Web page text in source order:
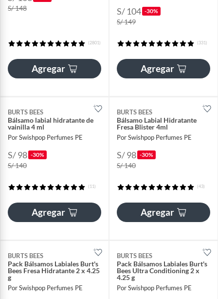
S/ 148
(2801)
Agregar
S/ 104 -30%
S/ 149
(331)
Agregar
BURTS BEES
Bálsamo labial hidratante de
vainilla 4 ml
Por Swishpop Perfumes PE
S/ 98 -30%
S/ 140
(11)
Agregar
BURTS BEES
Bálsamo Labial Hidratante
Fresa Blister 4ml
Por Swishpop Perfumes PE
S/ 98 -30%
S/ 140
(43)
Agregar
BURTS BEES
Pack Bálsamos Labiales Burt's
Bees Fresa Hidratante 2 x 4.25
g
Por Swishpop Perfumes PE
BURTS BEES
Pack Bálsamos Labiales Burt's
Bees Ultra Conditioning 2 x
4.25 g
Por Swishpop Perfumes PE